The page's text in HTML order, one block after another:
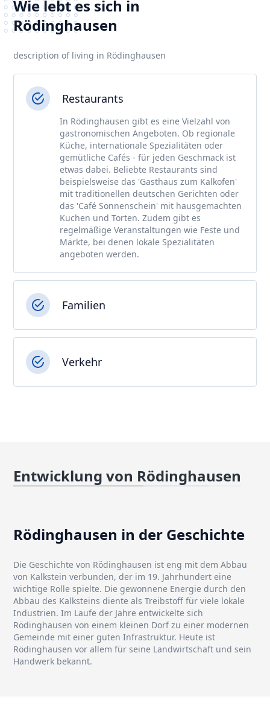
Wie lebt es sich in
Rödinghausen
description of living in Rödinghausen
Restaurants
In Rödinghausen gibt es eine Vielzahl von
gastronomischen Angeboten. Ob regionale
Küche, internationale Spezialitäten oder
gemütliche Cafés - für jeden Geschmack ist
etwas dabei. Beliebte Restaurants sind
beispielsweise das 'Gasthaus zum Kalkofen'
mit traditionellen deutschen Gerichten oder
das 'Café Sonnenschein' mit hausgemachten
Kuchen und Torten. Zudem gibt es
regelmäßige Veranstaltungen wie Feste und
Märkte, bei denen lokale Spezialitäten
angeboten werden.
Familien
Verkehr
Entwicklung von Rödinghausen
Rödinghausen in der Geschichte
Die Geschichte von Rödinghausen ist eng mit dem Abbau
von Kalkstein verbunden, der im 19. Jahrhundert eine
wichtige Rolle spielte. Die gewonnene Energie durch den
Abbau des Kalksteins diente als Treibstoff für viele lokale
Industrien. Im Laufe der Jahre entwickelte sich
Rödinghausen von einem kleinen Dorf zu einer modernen
Gemeinde mit einer guten Infrastruktur. Heute ist
Rödinghausen vor allem für seine Landwirtschaft und sein
Handwerk bekannt.